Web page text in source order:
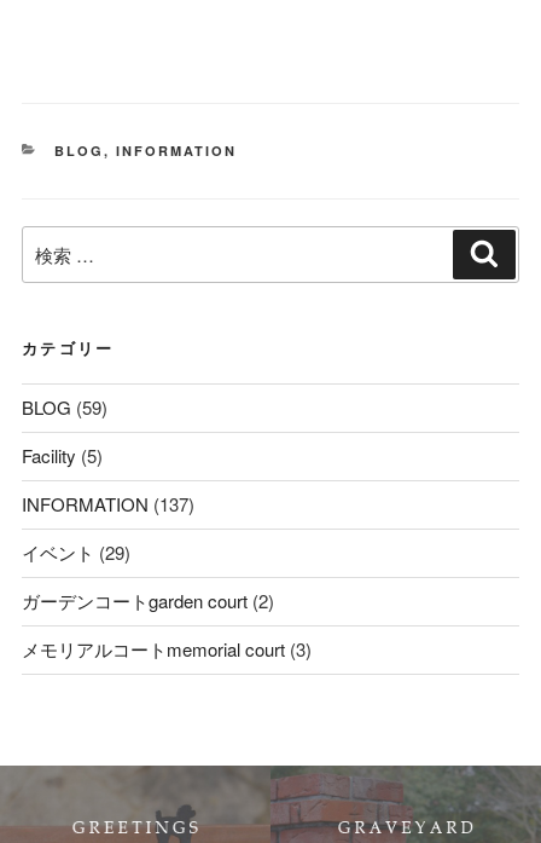
カ
BLOG,INFORMATION
検
索:
カテゴリー
BLOG (59)
Facility (5)
INFORMATION (137)
イベント (29)
ガーデンコートgarden court(2)
メモリアルコートmemorial court(3)